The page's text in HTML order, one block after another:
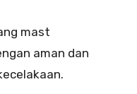
mast
aman dan